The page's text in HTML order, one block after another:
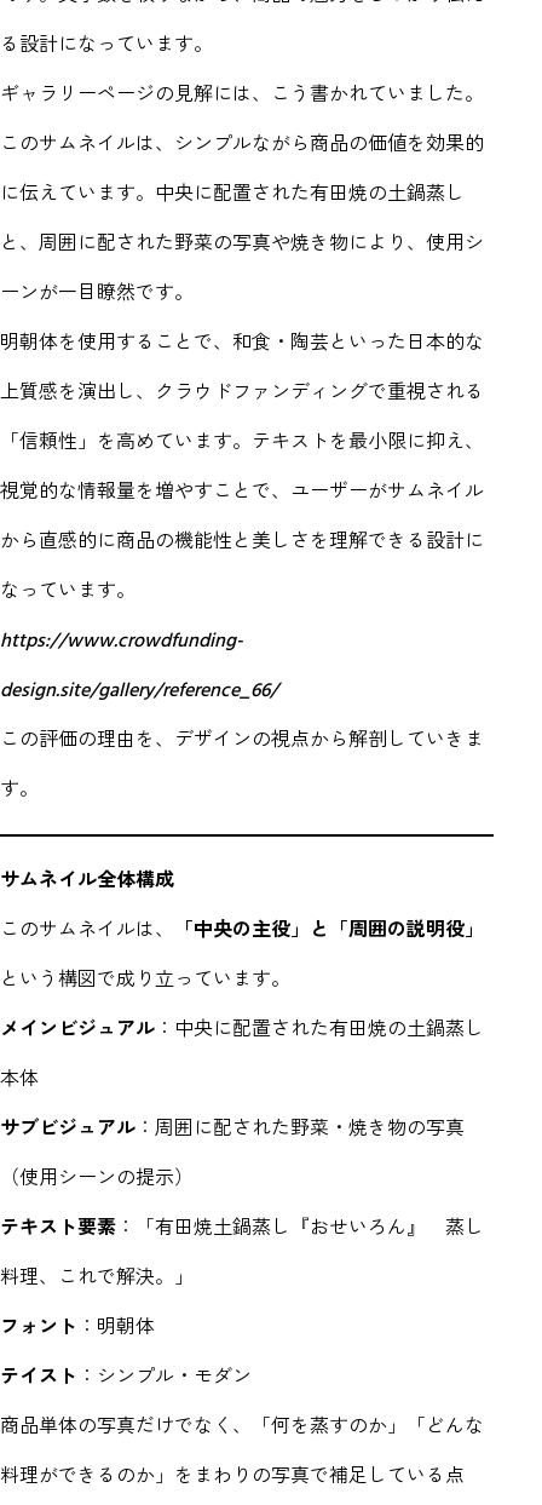
る設計になっています。
ギャラリーページの見解には、こう書かれていました。
このサムネイルは、シンプルながら商品の価値を効果的
に伝えています。中央に配置された有田焼の土鍋蒸し
と、周囲に配された野菜の写真や焼き物により、使用シ
ーンが一目瞭然です。
明朝体を使用することで、和食・陶芸といった日本的な
上質感を演出し、クラウドファンディングで重視される
「信頼性」を高めています。テキストを最小限に抑え、
視覚的な情報量を増やすことで、ユーザーがサムネイル
から直感的に商品の機能性と美しさを理解できる設計に
なっています。
https://www.crowdfunding-
design.site/gallery/reference_66/
この評価の理由を、デザインの視点から解剖していきま
す。
サムネイル全体構成
このサムネイルは、
「中央の主役」と「周囲の説明役」
という構図で成り立っています。
メインビジュアル ：中央に配置された有田焼の土鍋蒸し
本体
サブビジュアル ：周囲に配された野菜・焼き物の写真
（使用シーンの提示）
テキスト要素 ：「有田焼土鍋蒸し『おせいろん』 蒸し
料理、これで解決。」
フォント ：明朝体
テイスト ：シンプル・モダン
商品単体の写真だけでなく、「何を蒸すのか」「どんな
料理ができるのか」をまわりの写真で補足している点